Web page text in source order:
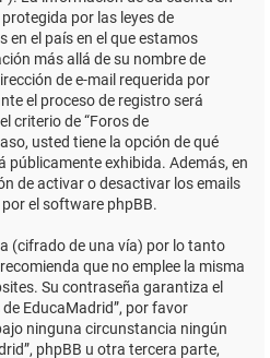
por las leyes de
en el país en el que estamos
más allá de su nombre de
de e-mail requerida por
el proceso de registro será
criterio de “Foros de
usted tiene la opción de qué
públicamente exhibida. Además, en
de activar o desactivar los emails
el software phpBB.
(cifrado de una vía) por lo tanto
que no emplee la misma
Su contraseña garantiza el
EducaMadrid”, por favor
ninguna circunstancia ningún
phpBB u otra tercera parte,